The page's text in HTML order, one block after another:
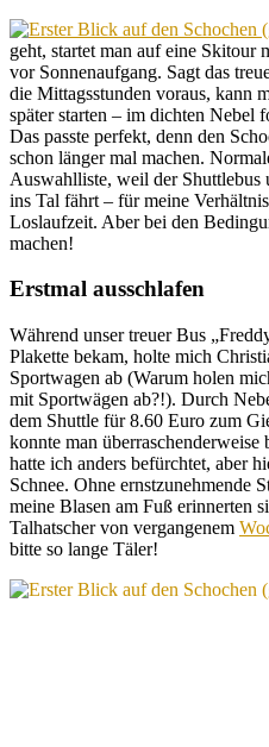
geht, startet man auf eine Skitour
vor Sonnenaufgang. Sagt das
die Mittagsstunden voraus, kann
später starten – im dichten Nebel
Das passte perfekt, denn den
schon länger mal machen.
Auswahlliste, weil der Shuttlebus
ins Tal fährt – für meine
Loslaufzeit. Aber bei den
machen!
Erstmal ausschlafen
Während unser treuer Bus
Plakette bekam, holte mich
Sportwagen ab (Warum holen
mit Sportwägen ab?!). Durch
dem Shuttle für 8.60 Euro zum
konnte man überraschenderweise
hatte ich anders befürchtet, aber
Schnee. Ohne ernstzunehmende
meine Blasen am Fuß erinnerten
Talhatscher von vergangenem
bitte so lange Täler!